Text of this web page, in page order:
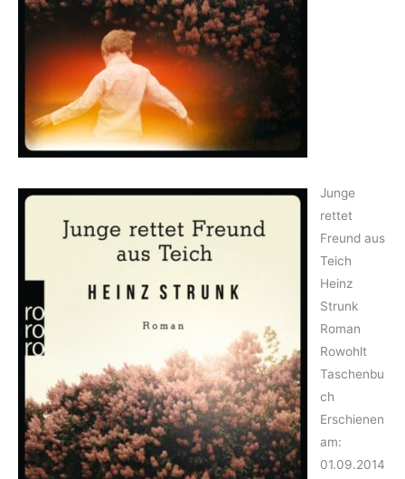
Junge
rettet
Freund aus
Teich
Heinz
Strunk
Roman
Rowohlt
Taschenbu
ch
Erschienen
am:
01.09.2014